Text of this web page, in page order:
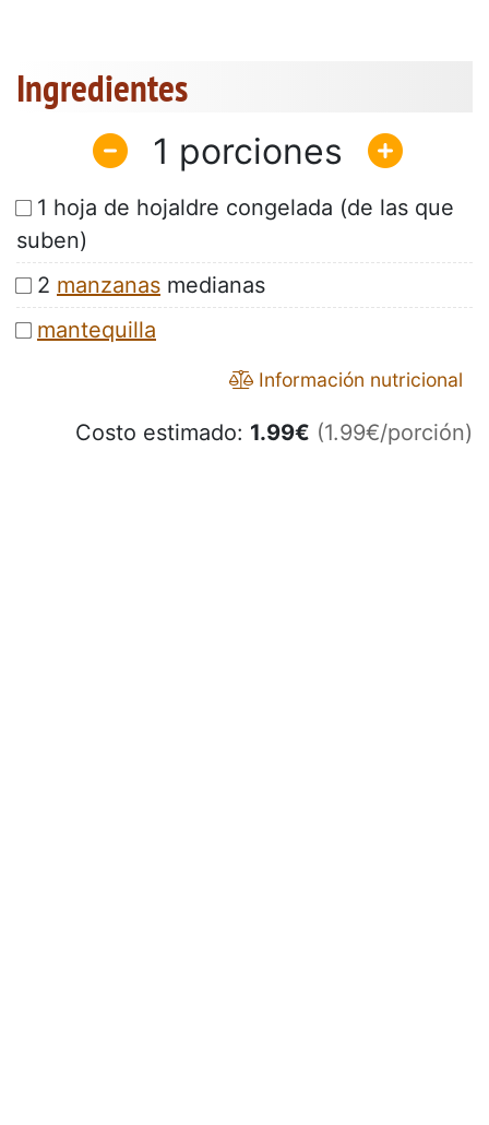
Ingredientes
1
1 hoja de hojaldre congelada (de las que
suben)
2 manzanas medianas
mantequilla
Información nutricional
Costo estimado: 1.99€ (1.99€/porción)